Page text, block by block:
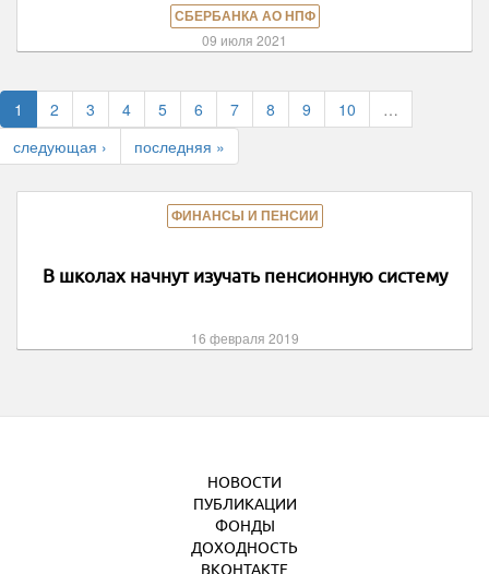
СБЕРБАНКА АО НПФ
09 июля 2021
1 2 3 4 5 6 7 8 9 10
…
следующая ›
последняя »
ФИНАНСЫ И ПЕНСИИ
В школах начнут изучать пенсионную систему
16 февраля 2019
НОВОСТИ
ПУБЛИКАЦИИ
ФОНДЫ
ДОХОДНОСТЬ
ВКОНТАКТЕ